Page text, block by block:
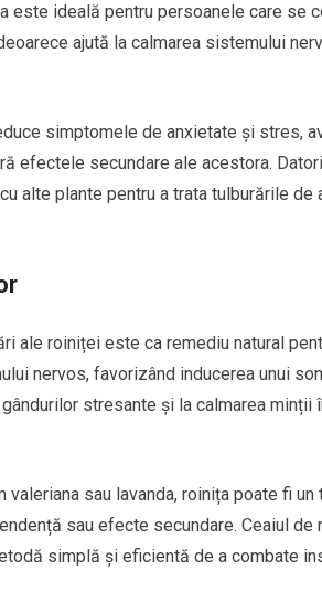
este ideală pentru persoanele care se
ajută la calmarea sistemului
simptomele de anxietate și stres,
efectele secundare ale acestora.
alte plante pentru a trata tulburările de
ale roiniței este ca remediu natural
nervos, favorizând inducerea unui
stresante și la calmarea minții
valeriana sau lavanda, roinița poate fi
sau efecte secundare. Ceaiul de
simplă și eficientă de a combate